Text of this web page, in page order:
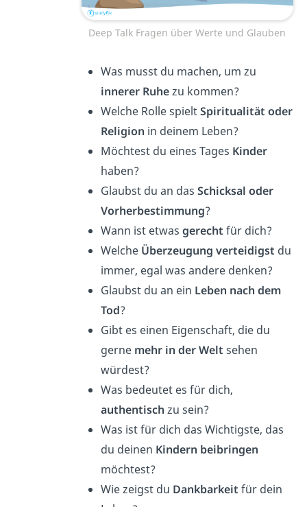
Deep Talk Fragen über Werte und Glauben
Was musst du machen, um zu
innerer Ruhezu kommen?
Welche Rolle spieltSpiritualität oder
Religion in deinem Leben?
Möchtest du eines Tages Kinder
haben?
Glaubst du an das Schicksal oder
Vorherbestimmung?
Wann ist etwas gerecht für dich?
Welche Überzeugung verteidigst du
immer, egal was andere denken?
Glaubst du an ein Leben nach dem
Tod?
Gibt es einen Eigenschaft, die du
gerne mehr in der Welt sehen
würdest?
Was bedeutet es für dich,
authentisch zu sein?
Was ist für dich das Wichtigste, das
du deinen Kindern beibringen
möchtest?
Wie zeigst du Dankbarkeit für dein